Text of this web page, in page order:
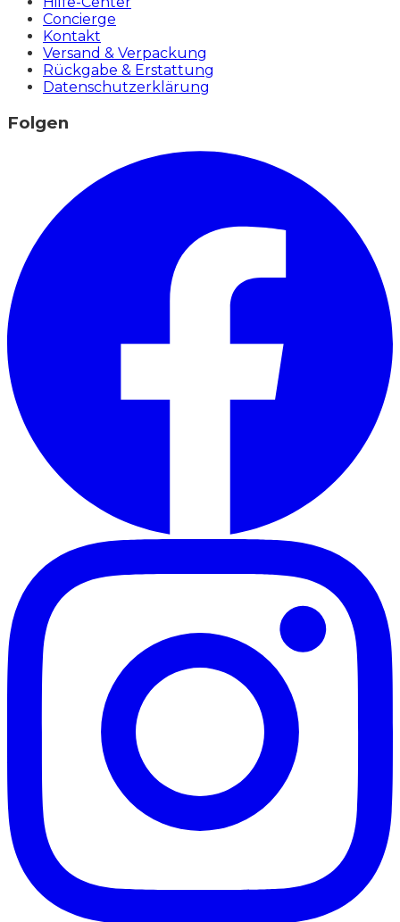
Concierge
Kontakt
Versand & Verpackung
Rückgabe & Erstattung
Datenschutzerklärung
Folgen